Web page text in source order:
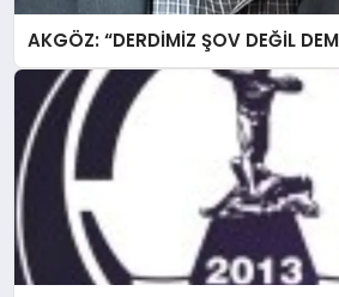
AKGÖZ: “DERDİMİZ ŞOV DEĞİL